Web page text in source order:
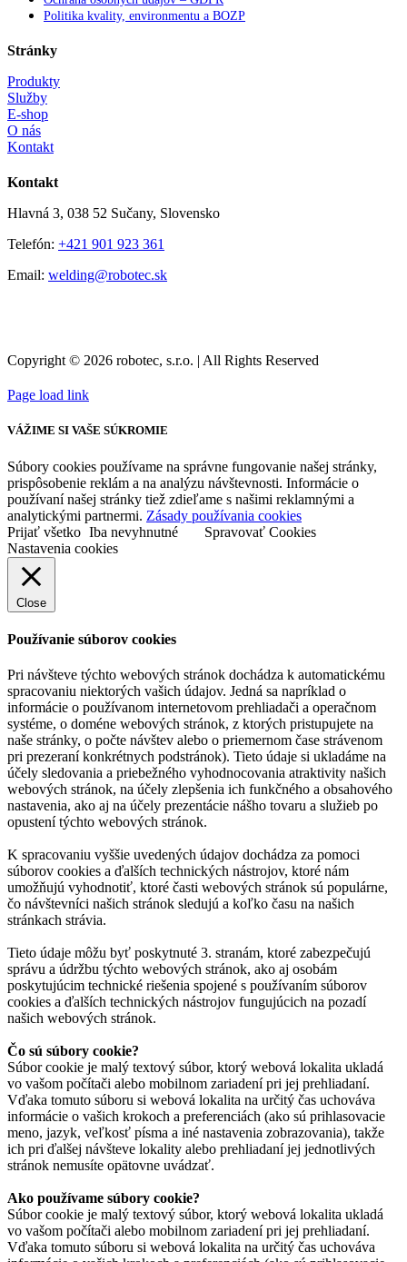
Politika kvality, environmentu a BOZP
Stránky
Produkty
Služby
E-shop
O nás
Kontakt
Kontakt
Hlavná 3, 038 52 Sučany, Slovensko
Telefón: +421 901 923 361
Email: welding@robotec.sk
Copyright © 2026 robotec, s.r.o. | All Rights Reserved
Page load link
VÁŽIME SI VAŠE SÚKROMIE
Súbory cookies používame na správne fungovanie našej stránky,
prispôsobenie reklám a na analýzu návštevnosti. Informácie o
používaní našej stránky tiež zdieľame s našimi reklamnými a
analytickými partnermi. Zásady používania cookies
Prijať všetko Iba nevyhnutné
Spravovať Cookies
Nastavenia cookies
Close
Používanie súborov cookies
Pri návšteve týchto webových stránok dochádza k automatickému
spracovaniu niektorých vašich údajov. Jedná sa napríklad o
informácie o používanom internetovom prehliadači a operačnom
systéme, o doméne webových stránok, z ktorých pristupujete na
naše stránky, o počte návštev alebo o priemernom čase strávenom
pri prezeraní konkrétnych podstránok). Tieto údaje si ukladáme na
účely sledovania a priebežného vyhodnocovania atraktivity našich
webových stránok, na účely zlepšenia ich funkčného a obsahového
nastavenia, ako aj na účely prezentácie nášho tovaru a služieb po
opustení týchto webových stránok.
K spracovaniu vyššie uvedených údajov dochádza za pomoci
súborov cookies a ďalších technických nástrojov, ktoré nám
umožňujú vyhodnotiť, ktoré časti webových stránok sú populárne,
čo návštevníci našich stránok sledujú a koľko času na našich
stránkach strávia.
Tieto údaje môžu byť poskytnuté 3. stranám, ktoré zabezpečujú
správu a údržbu týchto webových stránok, ako aj osobám
poskytujúcim technické riešenia spojené s používaním súborov
cookies a ďalších technických nástrojov fungujúcich na pozadí
našich webových stránok.
Čo sú súbory cookie?
Súbor cookie je malý textový súbor, ktorý webová lokalita ukladá
vo vašom počítači alebo mobilnom zariadení pri jej prehliadaní.
Vďaka tomuto súboru si webová lokalita na určitý čas uchováva
informácie o vašich krokoch a preferenciách (ako sú prihlasovacie
meno, jazyk, veľkosť písma a iné nastavenia zobrazovania), takže
ich pri ďalšej návšteve lokality alebo prehliadaní jej jednotlivých
stránok nemusíte opätovne uvádzať.
Ako používame súbory cookie?
Súbor cookie je malý textový súbor, ktorý webová lokalita ukladá
vo vašom počítači alebo mobilnom zariadení pri jej prehliadaní.
Vďaka tomuto súboru si webová lokalita na určitý čas uchováva